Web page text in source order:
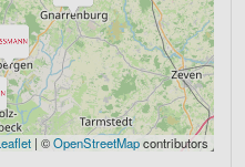
| ©OpenStreetMapcontributors